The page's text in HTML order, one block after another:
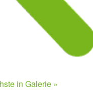
in Galerie »